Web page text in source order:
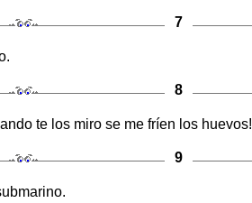
7
8
te los miro se me fríen los huevos!
9